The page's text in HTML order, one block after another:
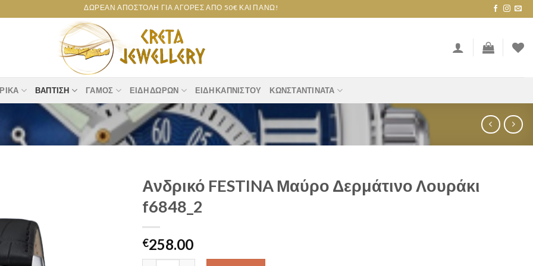
ΔΩΡΕΆΝ ΑΠΟΣΤΟΛΉ ΓΙΑ ΑΓΟΡΈΣ ΑΠΌ 50€ ΚΑΙ ΠΆΝΩ!
ΒΆΠΤΙΣΗ ΓΆΜΟΣ ΕΊΔΗ ΔΏΡΩΝ ΕΊΔΗ ΚΑΠΝΙΣΤΟΎ ΚΩΝΣΤΑΝΤΙΝΆΤΑ
Ανδρικό FESTINA Μαύρο Δερμάτινο Λουράκι
f6848_2
€258.00